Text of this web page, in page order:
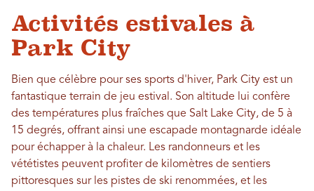
Activités estivales à
Park City
Bien que célèbre pour ses sports d'hiver, Park City est un
fantastique terrain de jeu estival. Son altitude lui confère
des températures plus fraîches que Salt Lake City, de 5 à
15 degrés, offrant ainsi une escapade montagnarde idéale
pour échapper à la chaleur. Les randonneurs et les
vététistes peuvent profiter de kilomètres de sentiers
pittoresques sur les pistes de ski renommées, et les